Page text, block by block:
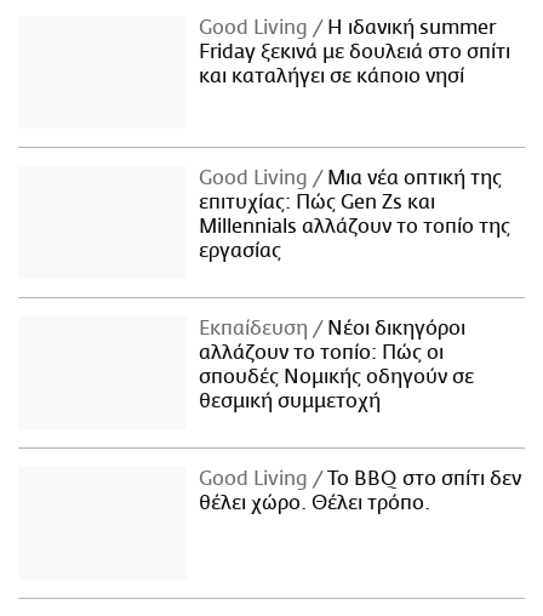
Good Living
Η ιδανική summer
Friday ξεκινά με δουλειά στο σπίτι
και καταλήγει σε κάποιο νησί
Good Living
Μια νέα οπτική της
επιτυχίας: Πώς Gen Zs και
Millennials αλλάζουν το τοπίο της
εργασίας
Εκπαίδευση
Νέοι δικηγόροι
αλλάζουν το τοπίο: Πώς οι
σπουδές Νομικής οδηγούν σε
θεσμική συμμετοχή
Good Living
Το BBQ στο σπίτι δεν
θέλει χώρο. Θέλει τρόπο.